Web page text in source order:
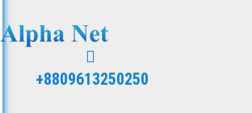
+8809613250250